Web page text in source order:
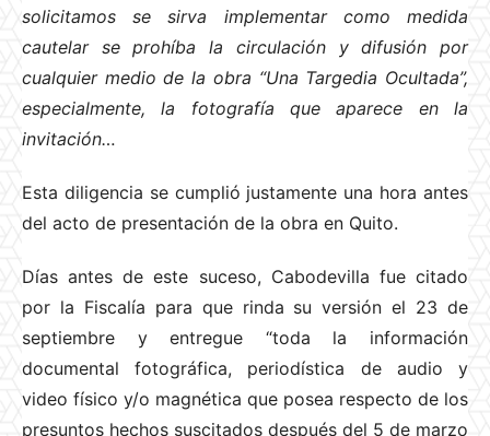
solicitamos se sirva implementar como medida
cautelar se prohíba la circulación y difusión por
cualquier medio de la obra “Una Targedia Ocultada”,
especialmente, la fotografía que aparece en la
invitación…
Esta diligencia se cumplió justamente una hora antes
del acto de presentación de la obra en Quito.
Días antes de este suceso, Cabodevilla fue citado
por la Fiscalía para que rinda su versión el 23 de
septiembre y entregue “toda la información
documental fotográfica, periodística de audio y
video físico y/o magnética que posea respecto de los
presuntos hechos suscitados después del 5 de marzo